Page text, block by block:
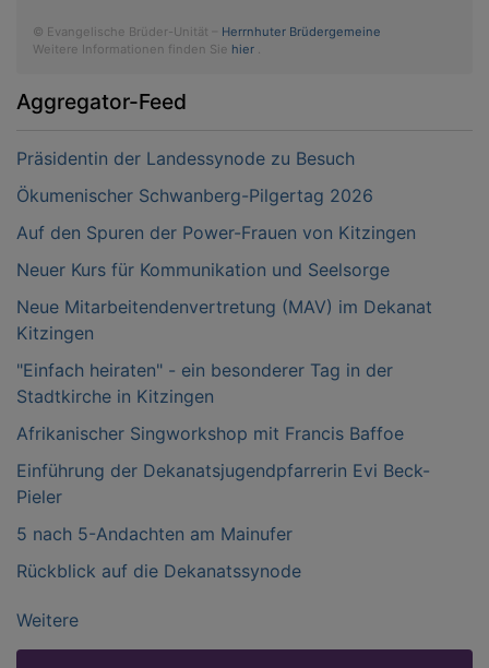
© Evangelische Brüder-Unität – Herrnhuter Brüdergemeine
Weitere Informationen finden Sie hier .
Aggregator-Feed
Präsidentin der Landessynode zu Besuch
Ökumenischer Schwanberg-Pilgertag 2026
Auf den Spuren der Power-Frauen von Kitzingen
Neuer Kurs für Kommunikation und Seelsorge
Neue Mitarbeitendenvertretung (MAV) im Dekanat
Kitzingen
"Einfach heiraten" - ein besonderer Tag in der
Stadtkirche in Kitzingen
Afrikanischer Singworkshop mit Francis Baffoe
Einführung der Dekanatsjugendpfarrerin Evi Beck-
Pieler
5 nach 5-Andachten am Mainufer
Rückblick auf die Dekanatssynode
Weitere